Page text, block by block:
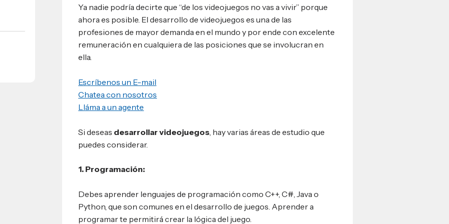
Honduras, C.A.
Ya nadie podría decirte que “de los videojuegos no vas a vivir” porque
ahora es posible. El desarrollo de videojuegos es una de las
profesiones de mayor demanda en el mundo y por ende con excelente
remuneración en cualquiera de las posiciones que se involucran en
ella.
Escríbenos un E-mail
Chatea con nosotros
Lláma a un agente
Si deseas desarrollar videojuegos , hay varias áreas de estudio que
puedes considerar.
1. Programación:
Debes aprender lenguajes de programación como C++, C#, Java o
Python, que son comunes en el desarrollo de juegos. Aprender a
programar te permitirá crear la lógica del juego.